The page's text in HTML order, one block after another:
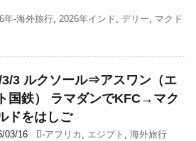
年-海外旅行, 2026年インド, デリー, マクド
3/3 ルクソール⇒アスワン（エ
国鉄） ラマダンでKFC→マク
ドをはしご
03/16 -アフリカ , エジプト , 海外旅行